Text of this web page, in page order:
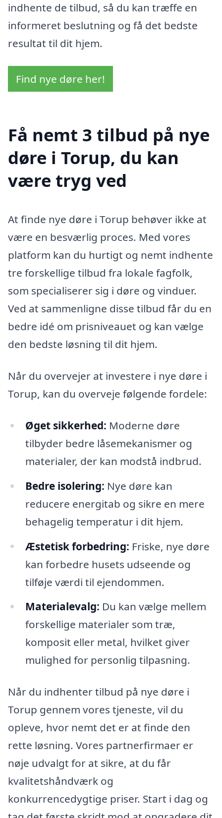
indhente de tilbud, så du kan træffe en
informeret beslutning og få det bedste
resultat til dit hjem.
Find nye døre her!
Få nemt 3 tilbud på nye
døre i Torup, du kan
være tryg ved
At finde nye døre i Torup behøver ikke at
være en besværlig proces. Med vores
platform kan du hurtigt og nemt indhente
tre forskellige tilbud fra lokale fagfolk,
som specialiserer sig i døre og vinduer.
Ved at sammenligne disse tilbud får du en
bedre idé om prisniveauet og kan vælge
den bedste løsning til dit hjem.
Når du overvejer at investere i nye døre i
Torup, kan du overveje følgende fordele:
Øget sikkerhed: Moderne døre
tilbyder bedre låsemekanismer og
materialer, der kan modstå indbrud.
Bedre isolering: Nye døre kan
reducere energitab og sikre en mere
behagelig temperatur i dit hjem.
Æstetisk forbedring: Friske, nye døre
kan forbedre husets udseende og
tilføje værdi til ejendommen.
Materialevalg: Du kan vælge mellem
forskellige materialer som træ,
komposit eller metal, hvilket giver
mulighed for personlig tilpasning.
Når du indhenter tilbud på nye døre i
Torup gennem vores tjeneste, vil du
opleve, hvor nemt det er at finde den
rette løsning. Vores partnerfirmaer er
nøje udvalgt for at sikre, at du får
kvalitetshåndværk og
konkurrencedygtige priser. Start i dag og